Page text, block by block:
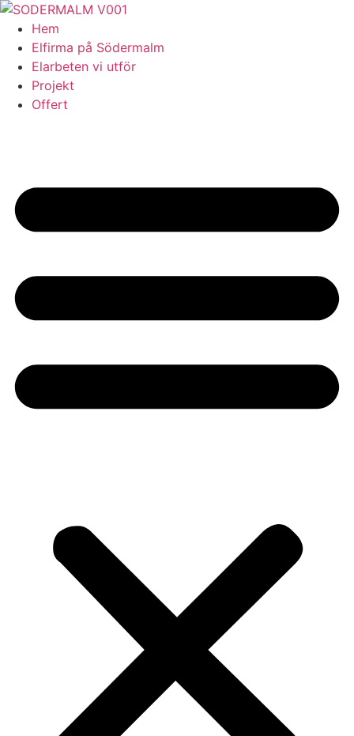
Skip
content
Hem
Elfirma på Södermalm
Elarbeten vi utför
Projekt
Offert